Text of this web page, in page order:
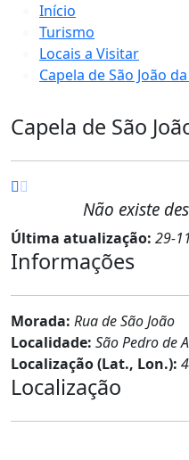
Início
Turismo
Locais a Visitar
Capela de São João
Capela de São
Não existe
Última atualização: 29-
Informações
Morada: Rua de São João
Localidade: São Pedro de
Localização (Lat., Lon.):
Localização